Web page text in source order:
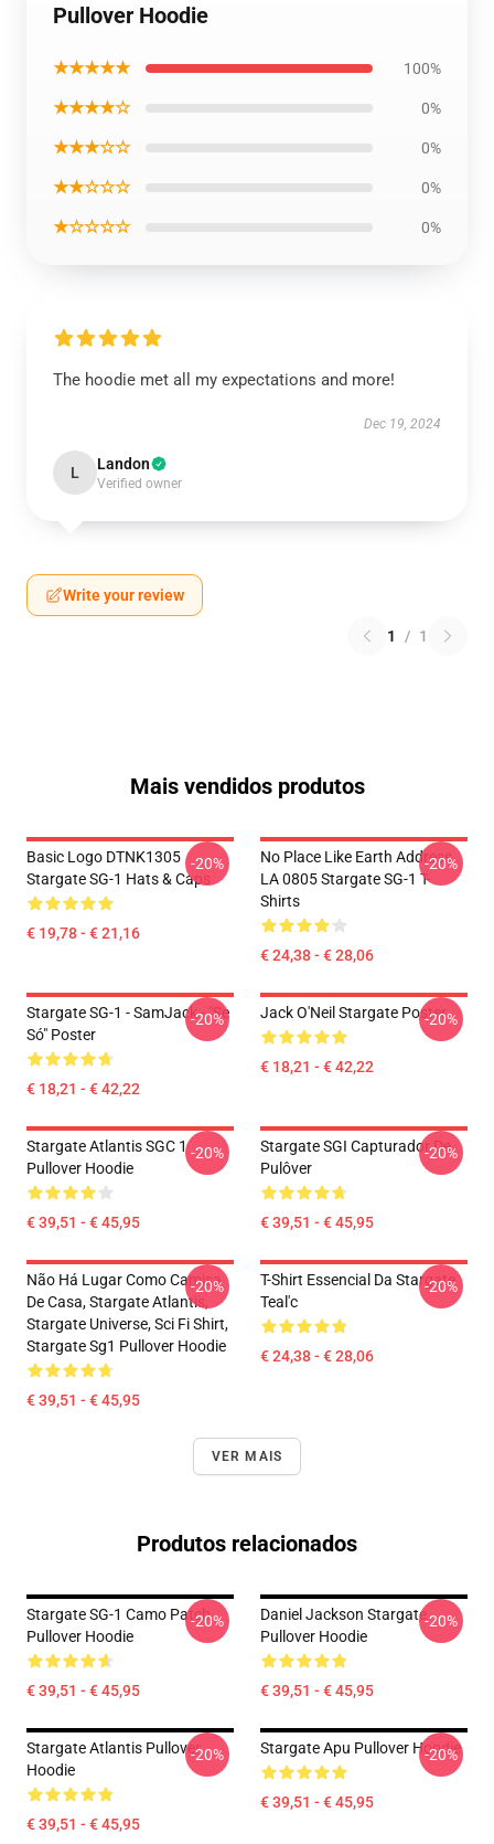
Pullover Hoodie
★★★★★ 100%
★★★★☆ 0%
★★★☆☆ 0%
★★☆☆☆ 0%
★☆☆☆☆ 0%
The hoodie met all my expectations and more!
Dec 19, 2024
L Landon
Verified owner
Write your review
1 / 1
Mais vendidos produtos
Basic Logo DTNK1305
Stargate SG-1 Hats & Caps
€ 19,78 - € 21,16
-20%
No Place Like Earth Address
LA 0805 Stargate SG-1 T-
Shirts
€ 24,38 - € 28,06
-20%
Stargate SG-1 - SamJack - "Se
Só" Poster
€ 18,21 - € 42,22
-20% Jack O'Neil Stargate Poster
€ 18,21 - € 42,22
-20%
Stargate Atlantis SGC 1
Pullover Hoodie
€ 39,51 - € 45,95
-20%
Stargate SGI Capturador De
Pulôver
€ 39,51 - € 45,95
-20%
Não Há Lugar Como Camisa
De Casa, Stargate Atlantis,
Stargate Universe, Sci Fi Shirt,
Stargate Sg1 Pullover Hoodie
€ 39,51 - € 45,95
-20%
T-Shirt Essencial Da Stargate
Teal'c
€ 24,38 - € 28,06
-20%
VER MAIS
Produtos relacionados
Stargate SG-1 Camo Patch
Pullover Hoodie
€ 39,51 - € 45,95
-20%
Daniel Jackson Stargate
Pullover Hoodie
€ 39,51 - € 45,95
-20%
Stargate Atlantis Pullover
Hoodie
€ 39,51 - € 45,95
-20% Stargate Apu Pullover Hoodie
€ 39,51 - € 45,95
-20%